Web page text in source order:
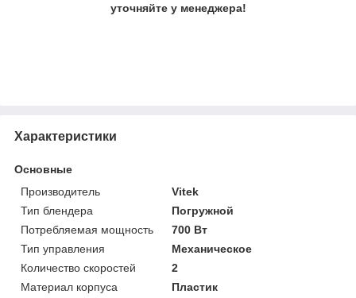
уточняйте у менеджера!
Характеристики
Основные
Производитель
Vitek
Тип блендера
Погружной
Потребляемая мощность
700 Вт
Тип управления
Механическое
Количество скоростей
2
Материал корпуса
Пластик